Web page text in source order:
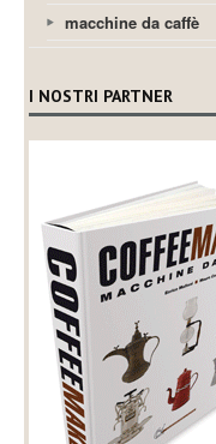
macchine da caffè
I NOSTRI PARTNER